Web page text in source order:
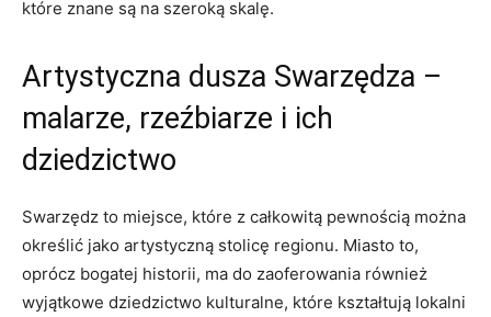
które znane są na szeroką skalę.
Artystyczna dusza Swarzędza –
malarze, rzeźbiarze i ich
dziedzictwo
Swarzędz to miejsce, które z całkowitą pewnością można
określić jako artystyczną stolicę regionu. Miasto to,
oprócz bogatej historii, ma do zaoferowania również
wyjątkowe dziedzictwo kulturalne, które kształtują lokalni